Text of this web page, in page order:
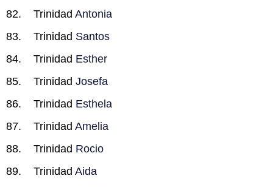
Trinidad Antonia
Trinidad Santos
Trinidad Esther
Trinidad Josefa
Trinidad Esthela
Trinidad Amelia
Trinidad Rocio
Trinidad Aida